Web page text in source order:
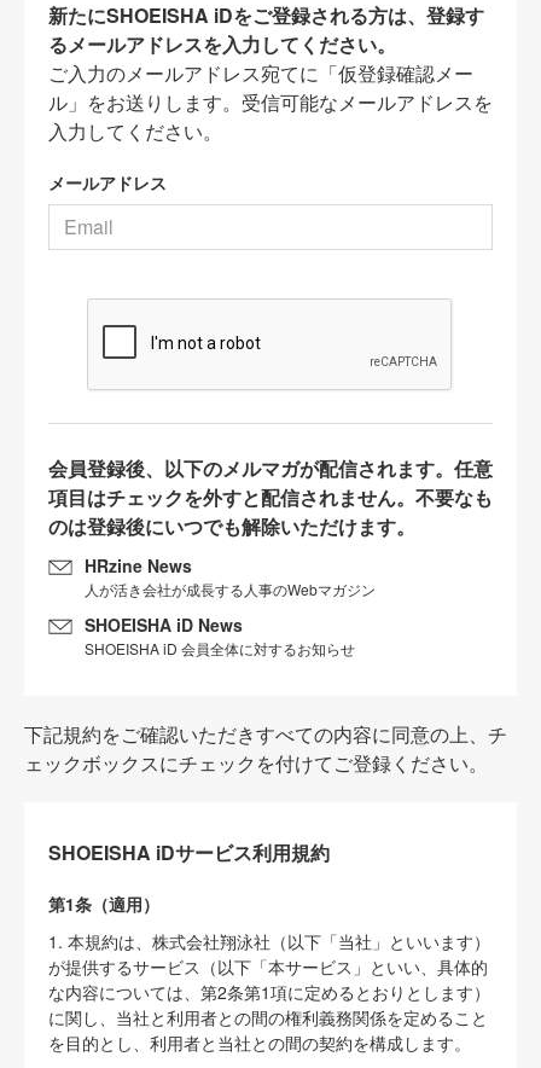
新たにSHOEISHA iDをご登録される方は、登録す
るメールアドレスを入力してください。
ご入力のメールアドレス宛てに「仮登録確認メー
ル」をお送りします。受信可能なメールアドレスを
入力してください。
メールアドレス
会員登録後、以下のメルマガが配信されます。任意
項目はチェックを外すと配信されません。不要なも
のは登録後にいつでも解除いただけます。
HRzine News
人が活き会社が成長する人事のWebマガジン
SHOEISHA iD News
SHOEISHA iD 会員全体に対するお知らせ
下記規約をご確認いただきすべての内容に同意の上、チ
ェックボックスにチェックを付けてご登録ください。
SHOEISHA iDサービス利用規約
第1条（適用）
1. 本規約は、株式会社翔泳社（以下「当社」といいます）
が提供するサービス（以下「本サービス」といい、具体的
な内容については、第2条第1項に定めるとおりとします）
に関し、当社と利用者との間の権利義務関係を定めること
を目的とし、利用者と当社との間の契約を構成します。